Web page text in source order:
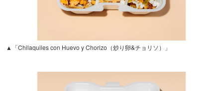
▲「Chilaquiles con Huevo y Chorizo（炒り卵&チョリソ）」